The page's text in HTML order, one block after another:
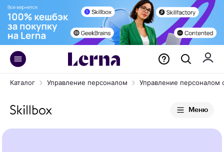
Каталог Управление персоналом Управление персоналом
Меню